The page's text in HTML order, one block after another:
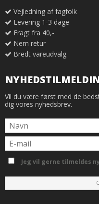
Vejledning af fagfolk
Levering 1-3 dage
Fragt fra 40,-
Nem retur
Bredt vareudvalg
Vil du være først med de
dig vores nyhedsbrev.
Jeg vil gerne tilmeldes